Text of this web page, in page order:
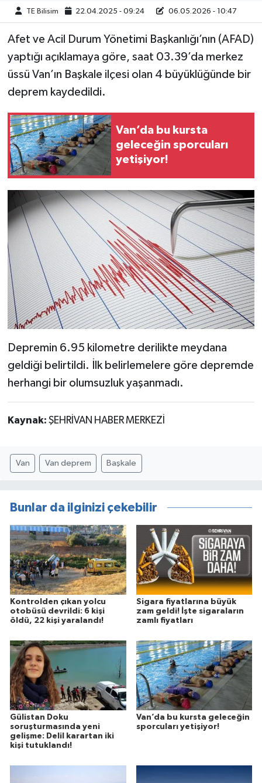
TE Bilisim 22.04.2025 - 09:24 06.05.2026 - 10:47
Afet ve Acil Durum Yönetimi Başkanlığı’nın (AFAD)
yaptığı açıklamaya göre, saat 03.39’da merkez
üssü Van’ın Başkale ilçesi olan 4 büyüklüğünde bir
deprem kaydedildi.
Van’da bu kursta
geleceğin sporcuları
yetişiyor!
Depremin 6.95 kilometre derilikte meydana
geldiği belirtildi. İlk belirlemelere göre depremde
herhangi bir olumsuzluk yaşanmadı.
Kaynak: ŞEHRİVAN HABER MERKEZİ
Van Van deprem Başkale
Bunlar da ilginizi çekebilir
Kontrolden çıkan yolcu
otobüsü devrildi: 6 kişi
öldü, 22 kişi yaralandı!
Sigara fiyatlarına büyük
zam geldi! İşte sigaraların
zamlı fiyatları
Gülistan Doku
soruşturmasında yeni
gelişme: Delil karartan iki
kişi tutuklandı!
Van’da bu kursta geleceğin
sporcuları yetişiyor!